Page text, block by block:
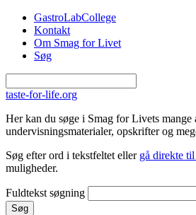
Gå til hovedindhold
GastroLabCollege
Kontakt
Om Smag for Livet
Søg
taste-for-life.org
Her kan du søge i Smag for Livets mange
undervisningsmaterialer, opskrifter og
Søg efter ord i tekstfeltet eller gå direkte til
muligheder.
Fuldtekst søgning